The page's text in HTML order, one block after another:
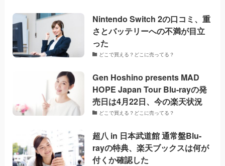
Nintendo Switch 2の口コミ、重
さとバッテリーへの不満が目立
った
どこで買える？どこに売ってる？
Gen Hoshino presents MAD
HOPE Japan Tour Blu-rayの発
売日は4月22日、今の楽天状況
どこで買える？どこに売ってる？
超八 in 日本武道館 通常盤Blu-
rayの特典、楽天ブックスは何が
付くか確認した